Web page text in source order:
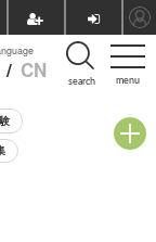
menu
/ CN search